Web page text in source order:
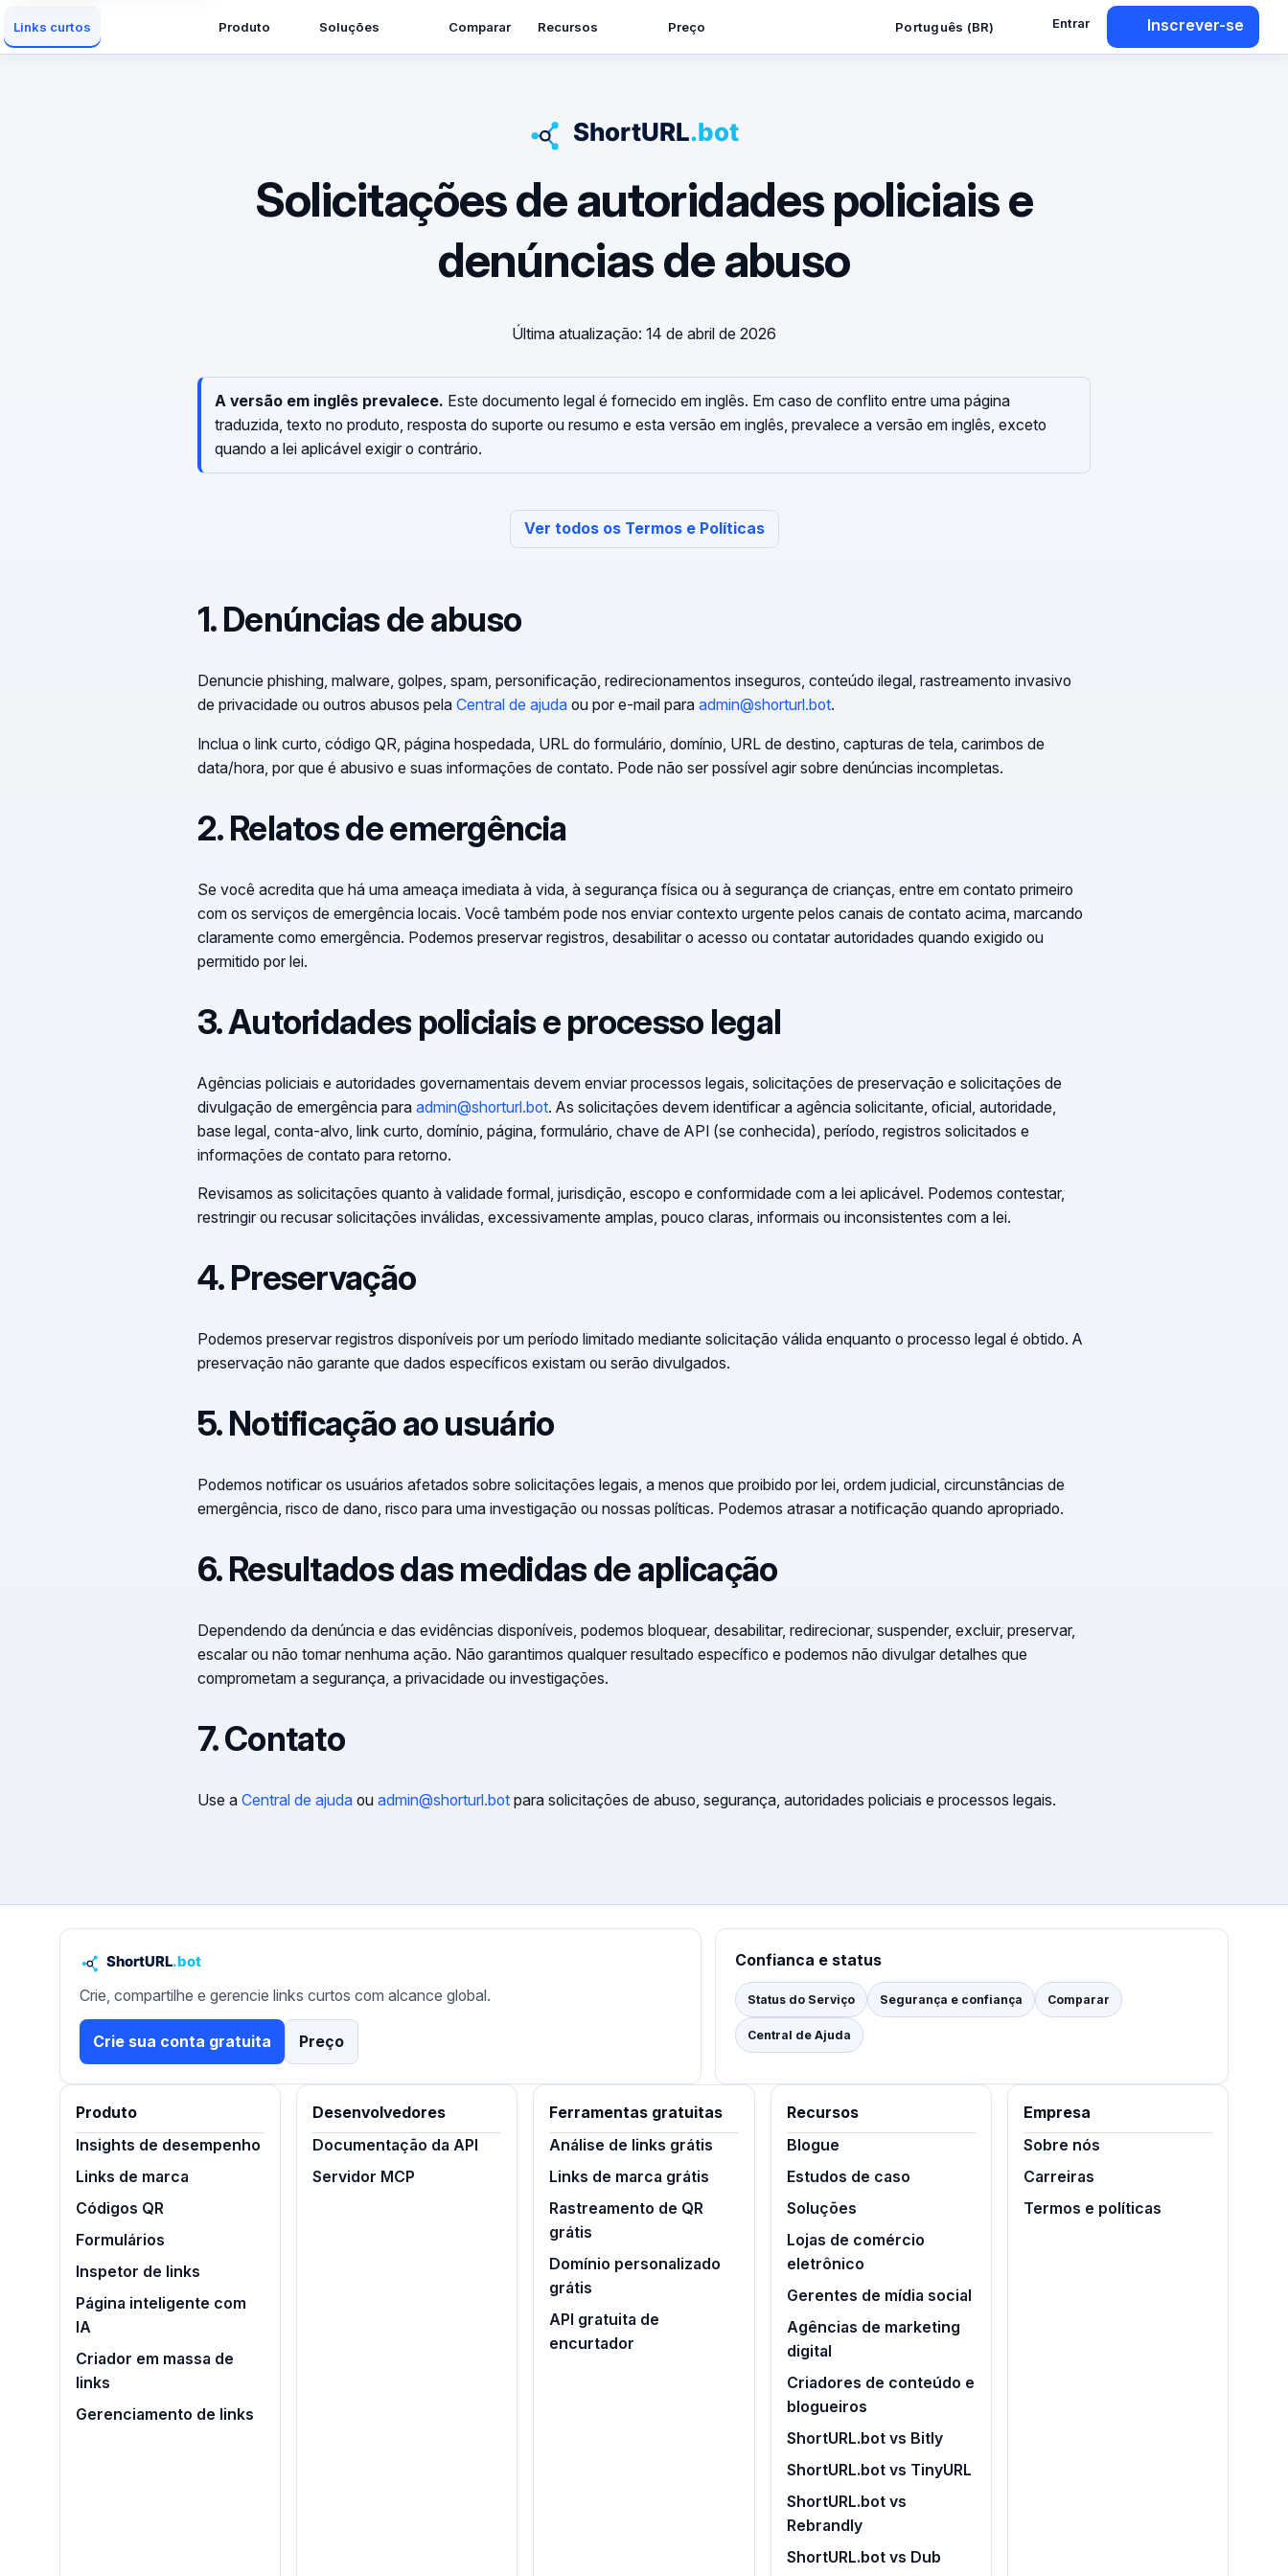
Links curtos Produto Soluções Comparar Recursos Preço Português (BR) Entrar Inscrever-se
Solicitações de autoridades policiais e
denúncias de abuso
Última atualização: 14 de abril de 2026
A versão em inglês prevalece. Este documento legal é fornecido em inglês. Em caso de conflito entre uma página
traduzida, texto no produto, resposta do suporte ou resumo e esta versão em inglês, prevalece a versão em inglês, exceto
quando a lei aplicável exigir o contrário.
Ver todos os Termos e Políticas
1. Denúncias de abuso
Denuncie phishing, malware, golpes, spam, personificação, redirecionamentos inseguros, conteúdo ilegal, rastreamento invasivo
de privacidade ou outros abusos pela Central de ajuda ou por e-mail para admin@shorturl.bot.
Inclua o link curto, código QR, página hospedada, URL do formulário, domínio, URL de destino, capturas de tela, carimbos de
data/hora, por que é abusivo e suas informações de contato. Pode não ser possível agir sobre denúncias incompletas.
2. Relatos de emergência
Se você acredita que há uma ameaça imediata à vida, à segurança física ou à segurança de crianças, entre em contato primeiro
com os serviços de emergência locais. Você também pode nos enviar contexto urgente pelos canais de contato acima, marcando
claramente como emergência. Podemos preservar registros, desabilitar o acesso ou contatar autoridades quando exigido ou
permitido por lei.
3. Autoridades policiais e processo legal
Agências policiais e autoridades governamentais devem enviar processos legais, solicitações de preservação e solicitações de
divulgação de emergência para admin@shorturl.bot. As solicitações devem identificar a agência solicitante, oficial, autoridade,
base legal, conta-alvo, link curto, domínio, página, formulário, chave de API (se conhecida), período, registros solicitados e
informações de contato para retorno.
Revisamos as solicitações quanto à validade formal, jurisdição, escopo e conformidade com a lei aplicável. Podemos contestar,
restringir ou recusar solicitações inválidas, excessivamente amplas, pouco claras, informais ou inconsistentes com a lei.
4. Preservação
Podemos preservar registros disponíveis por um período limitado mediante solicitação válida enquanto o processo legal é obtido. A
preservação não garante que dados específicos existam ou serão divulgados.
5. Notificação ao usuário
Podemos notificar os usuários afetados sobre solicitações legais, a menos que proibido por lei, ordem judicial, circunstâncias de
emergência, risco de dano, risco para uma investigação ou nossas políticas. Podemos atrasar a notificação quando apropriado.
6. Resultados das medidas de aplicação
Dependendo da denúncia e das evidências disponíveis, podemos bloquear, desabilitar, redirecionar, suspender, excluir, preservar,
escalar ou não tomar nenhuma ação. Não garantimos qualquer resultado específico e podemos não divulgar detalhes que
comprometam a segurança, a privacidade ou investigações.
7. Contato
Use a Central de ajuda ou admin@shorturl.bot para solicitações de abuso, segurança, autoridades policiais e processos legais.
Crie, compartilhe e gerencie links curtos com alcance global.
Crie sua conta gratuita Preço
Confianca e status
Status do Serviço Segurança e confiança Comparar
Central de Ajuda
Produto
Insights de desempenho
Links de marca
Códigos QR
Formulários
Inspetor de links
Página inteligente com
IA
Criador em massa de
links
Gerenciamento de links
Desenvolvedores
Documentação da API
Servidor MCP
Ferramentas gratuitas
Análise de links grátis
Links de marca grátis
Rastreamento de QR
grátis
Domínio personalizado
grátis
API gratuita de
encurtador
Recursos
Blogue
Estudos de caso
Soluções
Lojas de comércio
eletrônico
Gerentes de mídia social
Agências de marketing
digital
Criadores de conteúdo e
blogueiros
ShortURL.bot vs Bitly
ShortURL.bot vs TinyURL
ShortURL.bot vs
Rebrandly
ShortURL.bot vs Dub
Empresa
Sobre nós
Carreiras
Termos e políticas